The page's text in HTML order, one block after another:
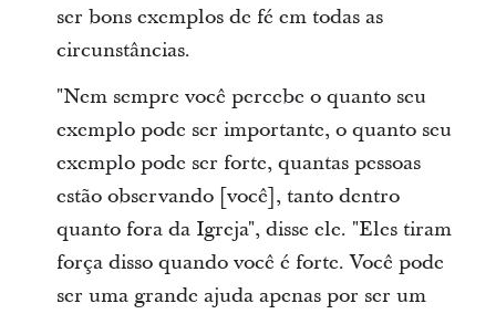
ser bons exemplos de fé em todas as
circunstâncias.
"Nem sempre você percebe o quanto seu
exemplo pode ser importante, o quanto seu
exemplo pode ser forte, quantas pessoas
estão observando [você], tanto dentro
quanto fora da Igreja", disse ele. "Eles tiram
força disso quando você é forte. Você pode
ser uma grande ajuda apenas por ser um